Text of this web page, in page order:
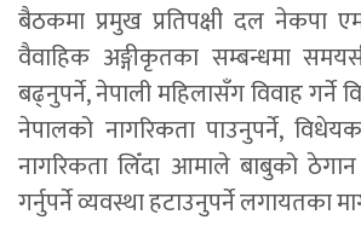
बैठकमा प्रमुख प्रतिपक्षी दल नेकपा
वैवाहिक अङ्गीकृतका सम्बन्धमा
बढ्नुपर्ने, नेपाली महिलासँग विवाह गर्ने
नेपालको नागरिकता पाउनुपर्ने,
नागरिकता लिँदा आमाले बाबुको
गर्नुपर्ने व्यवस्था हटाउनुपर्ने लगायतका